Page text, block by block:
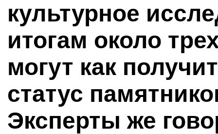
культурное
итогам около
могут как
статус
Эксперты же